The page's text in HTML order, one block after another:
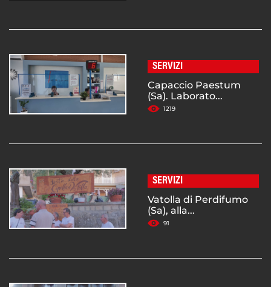
SERVIZI
Capaccio Paestum
(Sa). Laborato...
1219
SERVIZI
Vatolla di Perdifumo
(Sa), alla...
91